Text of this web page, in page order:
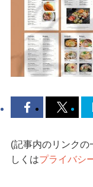
(記事内のリンク
しくはプライバシ